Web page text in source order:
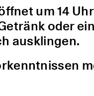
um 14
oder
ausklingen.